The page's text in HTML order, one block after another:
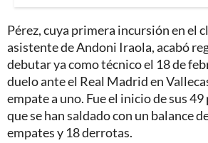
Pérez, cuya primera incursión en el
asistente de Andoni Iraola, acabó
debutar ya como técnico el 18 de
duelo ante el Real Madrid en
empate a uno. Fue el inicio de sus
que se han saldado con un balance
empates y 18 derrotas.